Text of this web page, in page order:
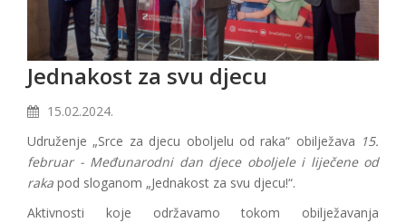
Jednakost za svu djecu
15.02.2024.
Udruženje „Srce za djecu oboljelu od raka“ obilježava 15.
februar - Međunarodni dan djece oboljele i liječene od
raka pod sloganom „Jednakost za svu djecu!“.
Aktivnosti koje održavamo tokom obilježavanja